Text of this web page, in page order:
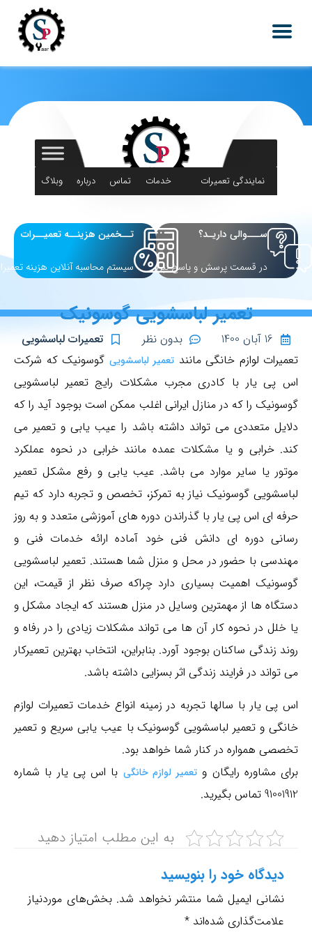
نمایندگی تعمیرات
خدمات
تماس
درباره
وبلاگ
ســـوالی داریـد؟
در قسمت پرسش و پاسخ بپرسید
تــخمین هزینــه تعمیــرات
سیستم محاسبه آنلاین هزینه
تعمیر لباسشویی گوسونیک
16 آبان 1400 بدون نظر
تعمیرات لباسشویی
تعمیرات لوازم خانگی مانند تعمیر لباسشویی گوسونیک که شرکت
اس پی یار با کادری مجرب مشکلات رایج تعمیر لباسشویی
گوسونیک را که در منازل ایرانی اغلب ممکن است بوجود آید را که
دلایل متعددی می تواند داشته باشد را عیب یابی و تعمیر می
کند. خرابی و یا مشکلات عمده مانند خرابی در نحوه عملکرد
موتور یا سایر موارد می باشد. عیب یابی و رفع مشکل تعمیر
لباسشویی گوسونیک نیاز به تمرکز، تخصص و تجربه دارد که تیم
حرفه ای اس پی یار با گذراندن دوره های آموزشی متعدد و به روز
رسانی دوره ای دانش فنی خود آماده ارائه خدمات فنی و
مهندسی با حضور در محل و منزل شما هستند. تعمیر لباسشویی
گوسونیک اهمیت بسیاری دارد چراکه صرف نظر از قیمت، این
دستگاه ها از مهمترین وسایل در منزل هستند که ایجاد مشکل و
یا خلل در نحوه کار آن ها می تواند مشکلات زیادی را در رفاه و
روند زندگی ساکنان بوجود آورد. بنابراین، انتخاب بهترین تعمیرکار
می تواند در فرایند زندگی اثر بسزایی داشته باشد.
چیزی یافت نشد.
متاسفیم، نوشته ای که به دنبال آن هستید موجود نیست.
شاید با جستجو بتوانید به نتیجه دلخواه برسید.
برای کسب نتیجه بهتر در جستجو، این موارد را نیز به شما
پیشنهاد میکنیم:
تلفن: 33131067-021
محدوده نمایندگی مرکزی تهران:
منیریه، گمرک، نازی‌آباد، خانی‌آباد، خزانه، کیان‌شهر، بریانک،
پیروزی، نیرو هوایی، صفا، افسریه، بهارستان، دروازه شمیران،
اس پی یار با سالها تجربه در زمینه انواع خدمات تعمیرات لوازم
خانگی و تعمیر لباسشویی گوسونیک با عیب یابی سریع و تعمیر
تخصصی همواره در کنار شما خواهد بود.
برای مشاوره رایگان و تعمیر لوازم خانگی با اس پی یار با شماره
91001912 تماس بگیرید.
به این مطلب امتیاز دهید
دیدگاه‌ خود را بنویسید
نشانی ایمیل شما منتشر نخواهد شد. بخش‌های موردنیاز
علامت‌گذاری شده‌اند *